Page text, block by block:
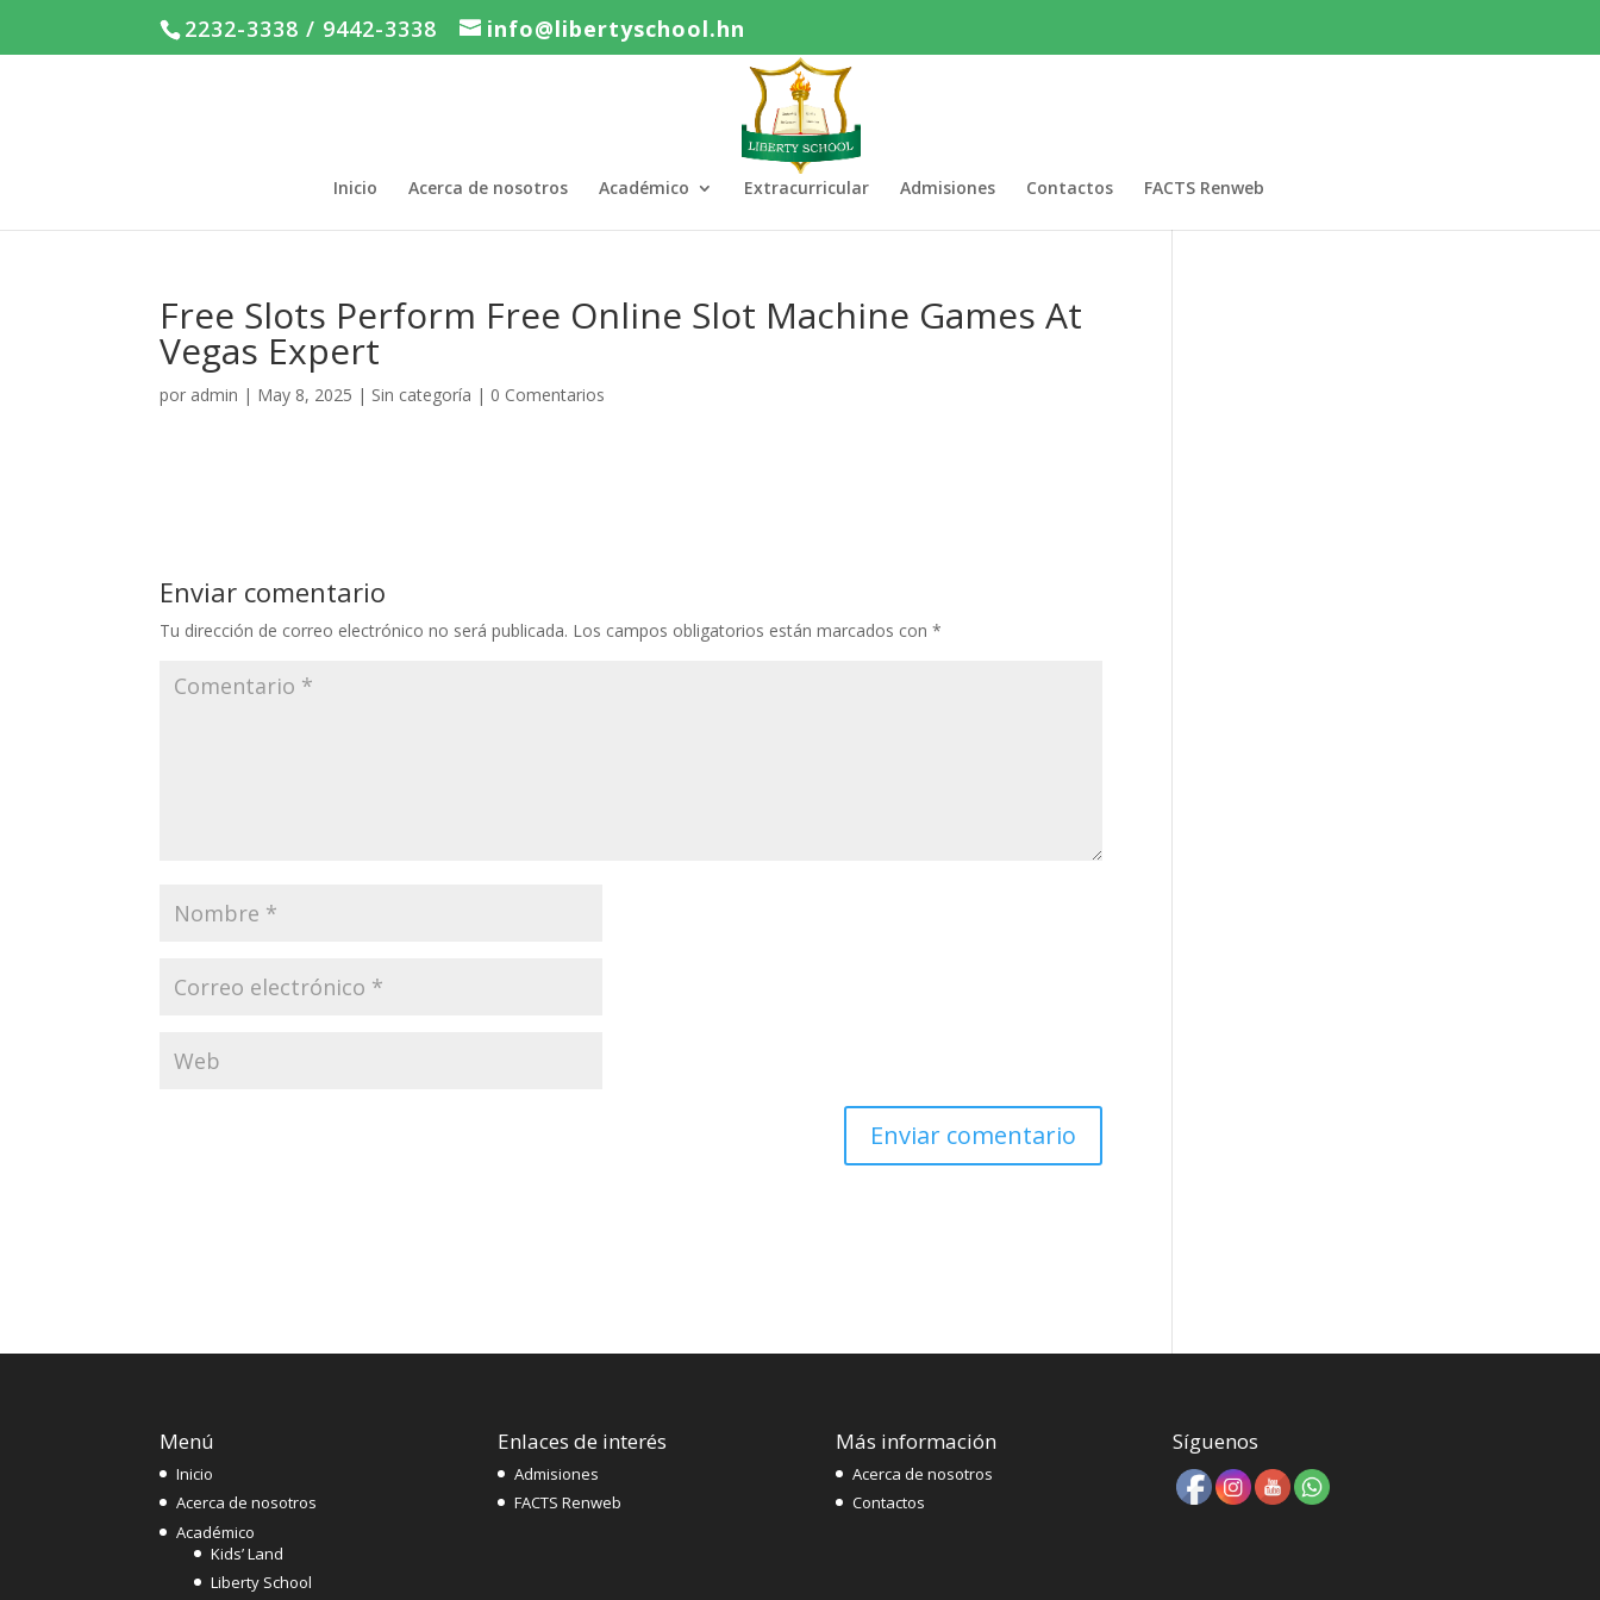
2232-3338 / 9442-3338 info@libertyschool.hn
Inicio Acerca de nosotros Académico Extracurricular Admisiones Contactos FACTS Renweb
Free Slots Perform Free Online Slot Machine Games At
Vegas Expert
por admin | May 8, 2025 | Sin categoría | 0 Comentarios
Enviar comentario
Tu dirección de correo electrónico no será publicada. Los campos obligatorios están marcados con*
Menú
Inicio
Acerca de nosotros
Académico
Kids’ Land
Liberty School
Enlaces de interés
Admisiones
FACTS Renweb
Más información
Acerca de nosotros
Contactos
Síguenos